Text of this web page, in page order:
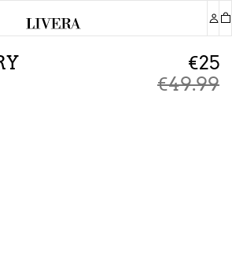
€25
€49.99